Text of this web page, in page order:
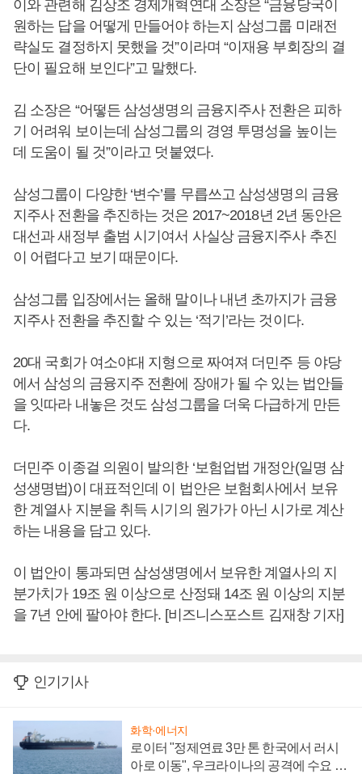
이와 관련해 김상조 경제개혁연대 소장은 “금융당국이
원하는 답을 어떻게 만들어야 하는지 삼성그룹 미래전
략실도 결정하지 못했을 것”이라며 “이재용 부회장의 결
단이 필요해 보인다”고 말했다.
김 소장은 “어떻든 삼성생명의 금융지주사 전환은 피하
기 어려워 보이는데 삼성그룹의 경영 투명성을 높이는
데 도움이 될 것”이라고 덧붙였다.
삼성그룹이 다양한 ‘변수’를 무릅쓰고 삼성생명의 금융
지주사 전환을 추진하는 것은 2017~2018년 2년 동안은
대선과 새정부 출범 시기여서 사실상 금융지주사 추진
이 어렵다고 보기 때문이다.
삼성그룹 입장에서는 올해 말이나 내년 초까지가 금융
지주사 전환을 추진할 수 있는 ‘적기’라는 것이다.
20대 국회가 여소야대 지형으로 짜여져 더민주 등 야당
에서 삼성의 금융지주 전환에 장애가 될 수 있는 법안들
을 잇따라 내놓은 것도 삼성그룹을 더욱 다급하게 만든
다.
더민주 이종걸 의원이 발의한 ‘보험업법 개정안(일명 삼
성생명법)이 대표적인데 이 법안은 보험회사에서 보유
한 계열사 지분을 취득 시기의 원가가 아닌 시가로 계산
하는 내용을 담고 있다.
이 법안이 통과되면 삼성생명에서 보유한 계열사의 지
분가치가 19조 원 이상으로 산정돼 14조 원 이상의 지분
을 7년 안에 팔아야 한다. [비즈니스포스트 김재창 기자]
인기기사
화학·에너지
로이터 "정제연료 3만 톤 한국에서 러시
아로 이동", 우크라이나의 공격에 수요 늘